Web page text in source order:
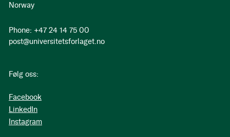
Norway
Phone: +47 24 14 75 00
post@universitetsforlaget.no
Følg oss:
Facebook
LinkedIn
Instagram